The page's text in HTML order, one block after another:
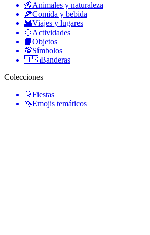
🐝Animales y naturaleza
🍕Comida y bebida
🌇Viajes y lugares
🥎Actividades
📙Objetos
💯Símbolos
🇺🇸Banderas
Colecciones
🎊Fiestas
🦄Emojis temáticos